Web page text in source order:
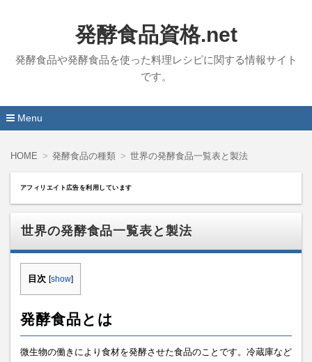
発酵食品資格.net
発酵食品や発酵食品を使った料理レシピに関する情報サイト
です。
Menu
HOME 発酵食品の種類 世界の発酵食品一覧表と製法
アフィリエイト広告を利用しています
世界の発酵食品一覧表と製法
目次 [show]
発酵食品とは
微生物の働きにより食材を発酵させた食品のことです。冷蔵庫など